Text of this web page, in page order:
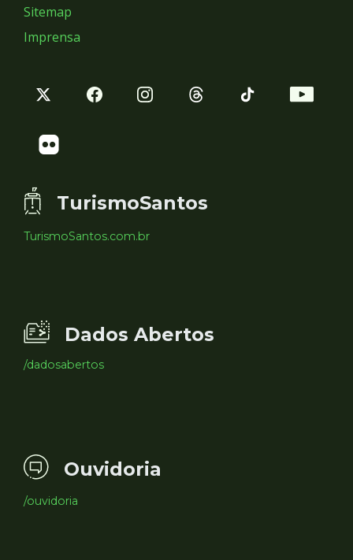
Sitemap
Imprensa
TurismoSantos
TurismoSantos.com.br
Dados Abertos
/dadosabertos
Ouvidoria
/ouvidoria